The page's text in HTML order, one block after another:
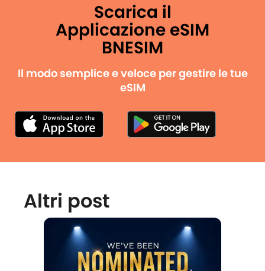
Scarica il
Applicazione eSIM
BNESIM
Il modo semplice e veloce per gestire le tue
eSIM
Altri post